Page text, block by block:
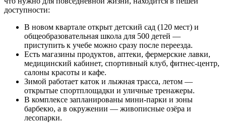
доступности:
В новом квартале открыт детский сад (120 мест) и
общеобразовательная школа для 500 детей —
приступить к учебе можно сразу после переезда.
Есть магазины продуктов, аптеки, фермерские лавки,
медицинский кабинет, спортивный клуб, фитнес-центр,
салоны красоты и кафе.
Зимой работает каток и лыжная трасса, летом —
открытые спортплощадки и уличные тренажеры.
В комплексе запланированы мини-парки и зоны
барбекю, а в окружении — живописные озёра и
лесопарки.